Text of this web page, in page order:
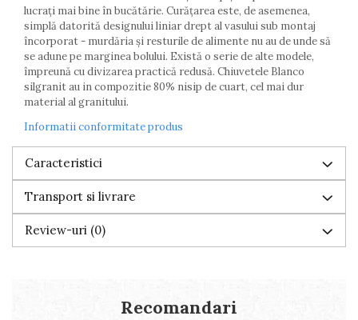
lucrați mai bine în bucătărie. Curățarea este, de asemenea,
simplă datorită designului liniar drept al vasului sub montaj
încorporat - murdăria și resturile de alimente nu au de unde să
se adune pe marginea bolului. Există o serie de alte modele,
împreună cu divizarea practică redusă. Chiuvetele Blanco
silgranit au in compozitie 80% nisip de cuart, cel mai dur
material al granitului.
Informatii conformitate produs
Caracteristici
Transport si livrare
Review-uri (0)
Recomandari